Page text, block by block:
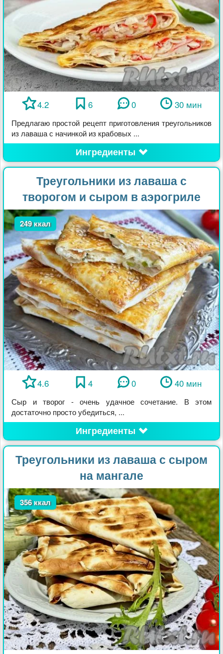
4.2 6 0 30 мин
Предлагаю простой рецепт приготовления треугольников
из лаваша с начинкой из крабовых ...
Ингредиенты
Треугольники из лаваша с
творогом и сыром в аэрогриле
249 ккал
4.6 4 0 40 мин
Сыр и творог - очень удачное сочетание. В этом
достаточно просто убедиться, ...
Ингредиенты
Треугольники из лаваша с сыром
на мангале
356 ккал